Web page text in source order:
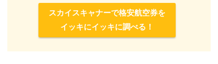
スカイスキャナーで格安航空券を
イッキにイッキに調べる！